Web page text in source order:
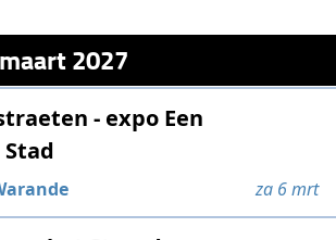
2027
- expo Een
za 6 mrt